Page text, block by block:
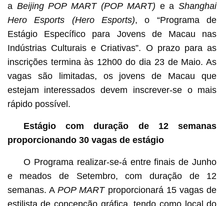
a Beijing POP MART (POP MART) e aShanghai
Hero Esports (Hero Esports), o “Programa de
Estágio Específico para Jovens de Macau nas
Indústrias Culturais e Criativas”. O prazo para as
inscrições termina às 12h00 do dia 23 de Maio. As
vagas são limitadas, os jovens de Macau que
estejam interessados devem inscrever-se o mais
rápido possível.
Estágio com duração de 12 semanas
proporcionando 30 vagas de estágio
O Programa realizar-se-á entre finais de Junho
e meados de Setembro, com duração de 12
semanas. APOP MARTproporcionará 15 vagas de
estilista de concepção gráfica, tendo como local do